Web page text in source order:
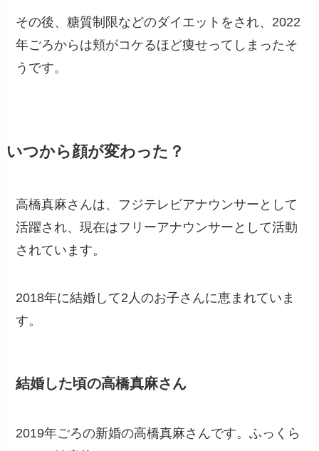
その後、糖質制限などのダイエットをされ、2022
年ごろからは頬がコケるほど痩せってしまったそ
うです。
いつから顔が変わった？
高橋真麻さんは、フジテレビアナウンサーとして
活躍され、現在はフリーアナウンサーとして活動
されています。
2018年に結婚して2人のお子さんに恵まれていま
す。
結婚した頃の高橋真麻さん
2019年ごろの新婚の高橋真麻さんです。ふっくら